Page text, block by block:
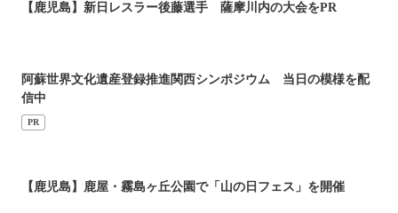
【鹿児島】新日レスラー後藤選手 薩摩川内の大会をPR
阿蘇世界文化遺産登録推進関西シンポジウム 当日の模様を配
信中
PR
【鹿児島】鹿屋・霧島ヶ丘公園で「山の日フェス」を開催